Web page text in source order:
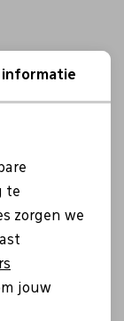
informatie
te
zorgen we
jouw